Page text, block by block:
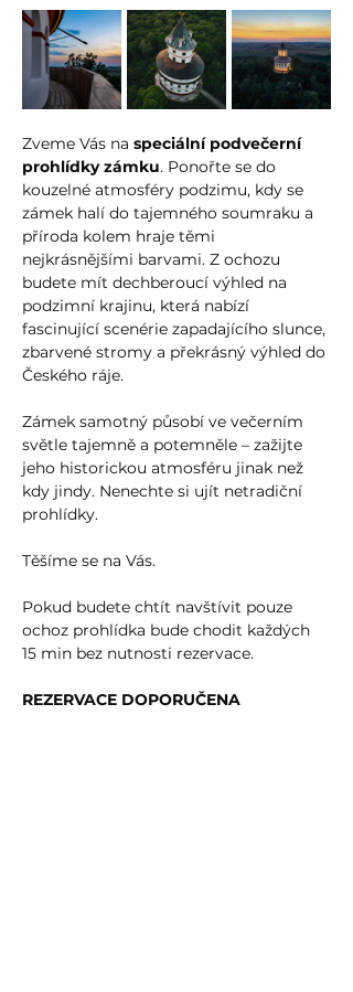
Zveme Vás na speciální podvečerní
prohlídky zámku. Ponořte se do
kouzelné atmosféry podzimu, kdy se
zámek halí do tajemného soumraku a
příroda kolem hraje těmi
nejkrásnějšími barvami. Z ochozu
budete mít dechberoucí výhled na
podzimní krajinu, která nabízí
fascinující scenérie zapadajícího slunce,
zbarvené stromy a překrásný výhled do
Českého ráje.
Zámek samotný působí ve večerním
světle tajemně a potemněle – zažijte
jeho historickou atmosféru jinak než
kdy jindy. Nenechte si ujít netradiční
prohlídky.
Těšíme se na Vás.
Pokud budete chtít navštívit pouze
ochoz prohlídka bude chodit každých
15 min bez nutnosti rezervace.
REZERVACE DOPORUČENA